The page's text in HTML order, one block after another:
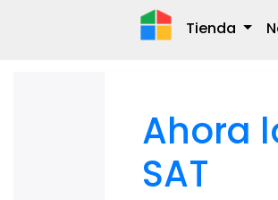
Tienda
Ahora
SAT